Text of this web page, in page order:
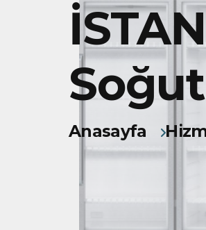
Anasayfa